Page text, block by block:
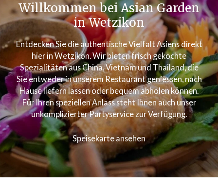
Willkommen bei Asian Garden
in Wetzikon
Entdecken Sie die authentische Vielfalt Asiens direkt
hier in Wetzikon. Wir bieten frisch gekochte
Spezialitäten aus China, Vietnam und Thailand, die
Sie entweder in unserem Restaurant geniessen, nach
Hause liefern lassen oder bequem abholen können.
Für Ihren speziellen Anlass steht Ihnen auch unser
unkomplizierter Partyservice zur Verfügung.
Speisekarte ansehen